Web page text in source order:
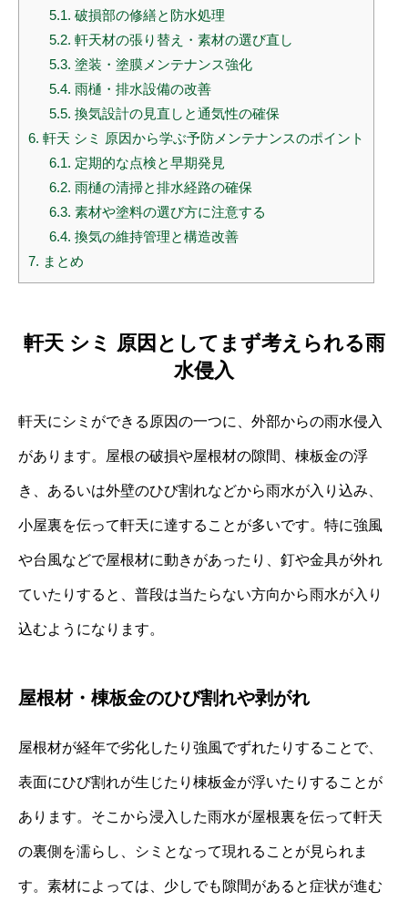
5.1. 破損部の修繕と防水処理
5.2. 軒天材の張り替え・素材の選び直し
5.3. 塗装・塗膜メンテナンス強化
5.4. 雨樋・排水設備の改善
5.5. 換気設計の見直しと通気性の確保
6. 軒天 シミ 原因から学ぶ予防メンテナンスのポイント
6.1. 定期的な点検と早期発見
6.2. 雨樋の清掃と排水経路の確保
6.3. 素材や塗料の選び方に注意する
6.4. 換気の維持管理と構造改善
7. まとめ
軒天 シミ 原因としてまず考えられる雨
水侵入
軒天にシミができる原因の一つに、外部からの雨水侵入
があります。屋根の破損や屋根材の隙間、棟板金の浮
き、あるいは外壁のひび割れなどから雨水が入り込み、
小屋裏を伝って軒天に達することが多いです。特に強風
や台風などで屋根材に動きがあったり、釘や金具が外れ
ていたりすると、普段は当たらない方向から雨水が入り
込むようになります。
屋根材・棟板金のひび割れや剥がれ
屋根材が経年で劣化したり強風でずれたりすることで、
表面にひび割れが生じたり棟板金が浮いたりすることが
あります。そこから浸入した雨水が屋根裏を伝って軒天
の裏側を濡らし、シミとなって現れることが見られま
す。素材によっては、少しでも隙間があると症状が進む